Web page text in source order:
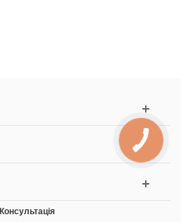
Консультація